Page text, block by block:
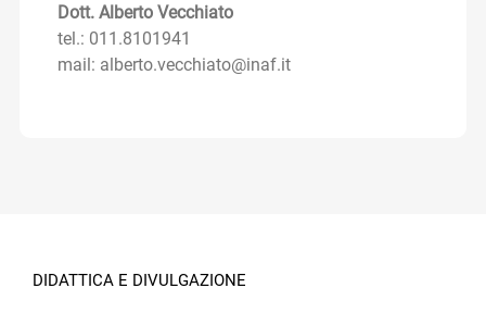
Dott. Alberto Vecchiato
tel.: 011.8101941
mail: alberto.vecchiato@inaf.it
DIDATTICA E DIVULGAZIONE